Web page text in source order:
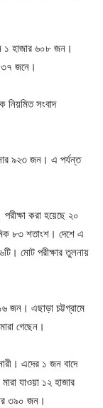
১ হাজার ৬০৮ জন।
জনে।
নিয়মিত সংবাদ
৯২৩ জন। এ পর্যন্ত
করা হয়েছে ২০
৮৩ শতাংশ। দেশে এ
মোট পরীক্ষার তুলনায়
জন। এছাড়া চট্টগ্রামে
গেছেন।
এদের ১ জন বাদে
যাওয়া ১২ হাজার
৩৯০ জন।